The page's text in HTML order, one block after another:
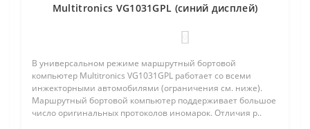
Multitronics VG1031GPL (синий дисплей)
В универсальном режиме маршрутный бортовой
компьютер Multitronics VG1031GPL работает со всеми
инжекторными автомобилями (ограничения см. ниже).
Маршрутный бортовой компьютер поддерживает большое
число оригинальных протоколов иномарок. Отличия р..